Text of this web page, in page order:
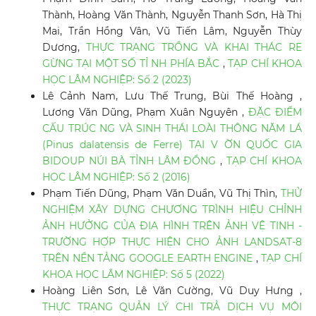
Thành, Hoàng Văn Thành, Nguyễn Thanh Sơn, Hà Thị
Mai, Trần Hồng Vân, Vũ Tiến Lâm, Nguyễn Thùy
Dương, THỰC TRẠNG TRỒNG VÀ KHAI THÁC RE
GỪNG TẠI MỘT SỐ TỈ NH PHÍA BẮC ,TẠP CHÍ KHOA
HỌC LÂM NGHIỆP: Số 2 (2023)
Lê Cảnh Nam, Lưu Thế Trung, Bùi Thế Hoàng ,
Lương Văn Dũng, Phạm Xuân Nguyên ,ĐẶC ĐIỂM
CẤU TRÚC NG VÀ SINH THÁI LOÀI THÔNG NĂM LÁ
(Pinus dalatensis de Ferre) TẠI V ỜN QUỐC GIA
BIDOUP NÚI BÀ TỈNH LÂM ĐỒNG, TẠP CHÍ KHOA
HỌC LÂM NGHIỆP: Số 2 (2016)
Phạm Tiến Dũng, Phạm Văn Duẩn, Vũ Thị Thìn,THỬ
NGHIỆM XÂY DỰNG CHƯƠNG TRÌNH HIỆU CHỈNH
ẢNH HƯỞNG CỦA ĐỊA HÌNH TRÊN ẢNH VỆ TINH -
TRƯỜNG HỢP THỰC HIỆN CHO ẢNH LANDSAT-8
TRÊN NỀN TẢNG GOOGLE EARTH ENGINE ,TẠP CHÍ
KHOA HỌC LÂM NGHIỆP: Số 5 (2022)
Hoàng Liên Sơn, Lê Văn Cường, Vũ Duy Hưng ,
THỰC TRẠNG QUẢN LÝ CHI TRẢ DỊCH VỤ MÔI